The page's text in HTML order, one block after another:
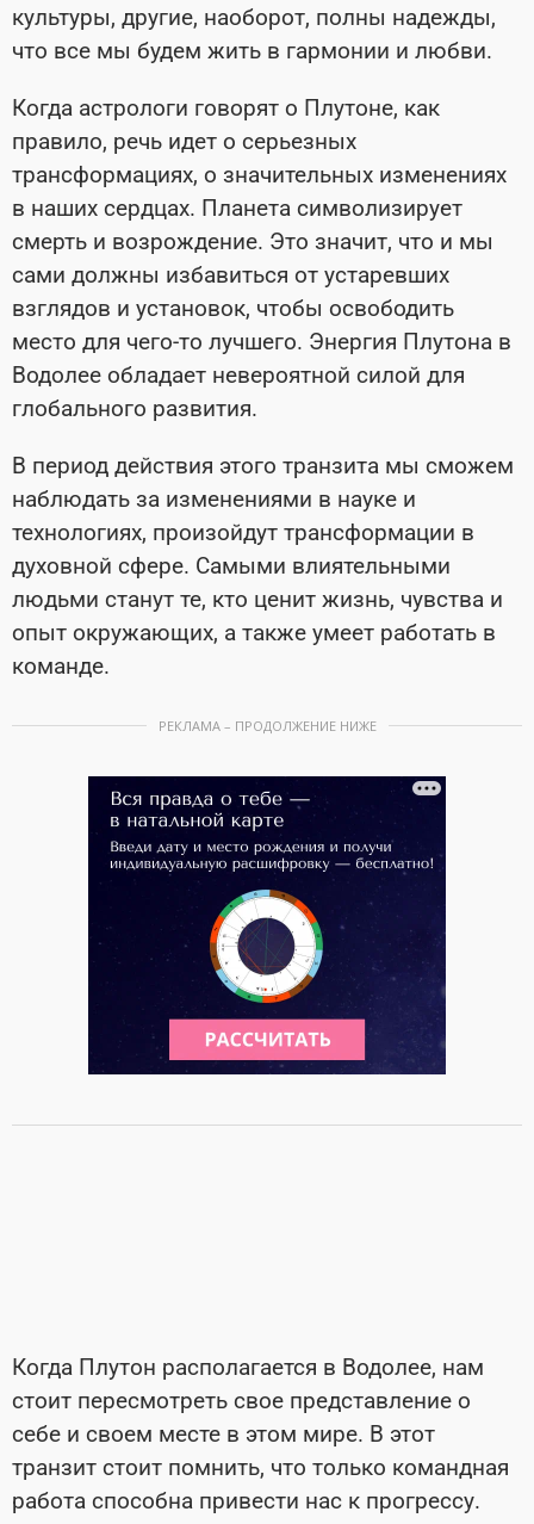
культуры, другие, наоборот, полны надежды,
что все мы будем жить в гармонии и любви.
Когда астрологи говорят о Плутоне, как
правило, речь идет о серьезных
трансформациях, о значительных изменениях
в наших сердцах. Планета символизирует
смерть и возрождение. Это значит, что и мы
сами должны избавиться от устаревших
взглядов и установок, чтобы освободить
место для чего-то лучшего. Энергия Плутона в
Водолее обладает невероятной силой для
глобального развития.
В период действия этого транзита мы сможем
наблюдать за изменениями в науке и
технологиях, произойдут трансформации в
духовной сфере. Самыми влиятельными
людьми станут те, кто ценит жизнь, чувства и
опыт окружающих, а также умеет работать в
команде.
РЕКЛАМА – ПРОДОЛЖЕНИЕ НИЖЕ
Когда Плутон располагается в Водолее, нам
стоит пересмотреть свое представление о
себе и своем месте в этом мире. В этот
транзит стоит помнить, что только командная
работа способна привести нас к прогрессу.